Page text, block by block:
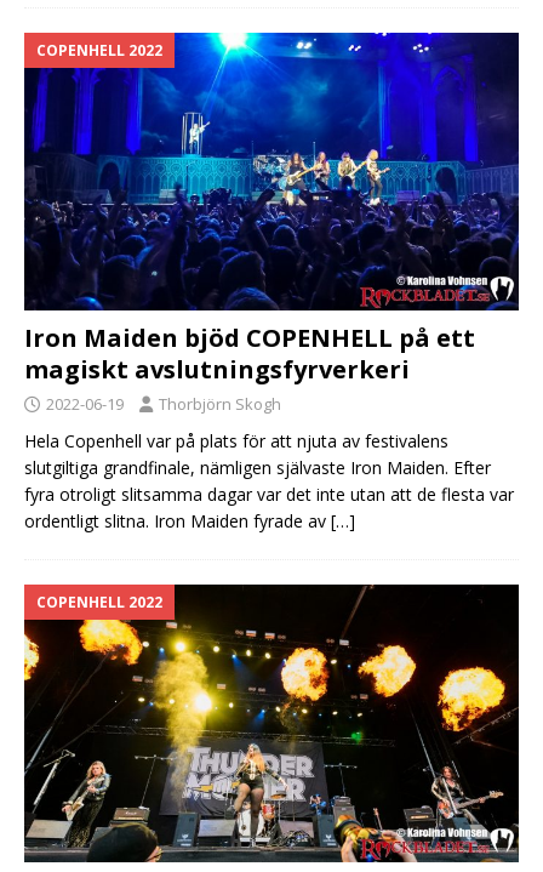
COPENHELL 2022
Iron Maiden bjöd COPENHELL på ett
magiskt avslutningsfyrverkeri
2022-06-19 Thorbjörn Skogh
Hela Copenhell var på plats för att njuta av festivalens
slutgiltiga grandfinale, nämligen självaste Iron Maiden. Efter
fyra otroligt slitsamma dagar var det inte utan att de flesta var
ordentligt slitna. Iron Maiden fyrade av […]
COPENHELL 2022